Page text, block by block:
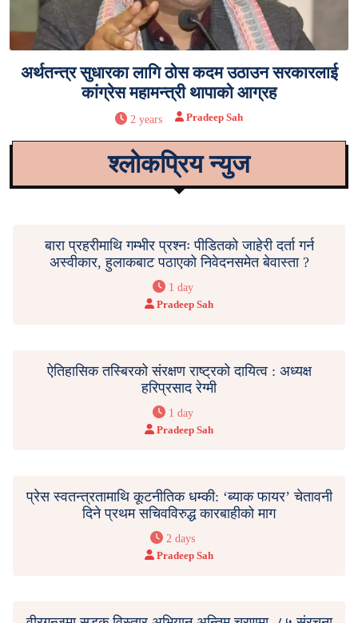
अर्थतन्त्र सुधारका लागि ठोस कदम उठाउन सरकारलाई
कांग्रेस महामन्त्री थापाको आग्रह
2 years Pradeep Sah
श्लोकप्रिय न्युज
बारा प्रहरीमाथि गम्भीर प्रश्नः पीडितको जाहेरी दर्ता गर्न
अस्वीकार, हुलाकबाट पठाएको निवेदनसमेत बेवास्ता ?
1 day
Pradeep Sah
ऐतिहासिक तस्बिरको संरक्षण राष्ट्रको दायित्व : अध्यक्ष
हरिप्रसाद रेग्मी
1 day
Pradeep Sah
प्रेस स्वतन्त्रतामाथि कूटनीतिक धम्की: ‘ब्याक फायर’ चेतावनी
दिने प्रथम सचिवविरुद्ध कारबाहीको माग
2 days
Pradeep Sah